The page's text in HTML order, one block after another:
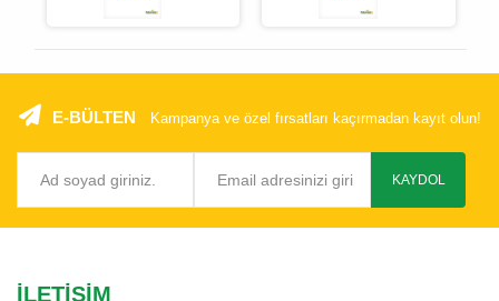
E-BÜLTEN Kampanya ve özel fırsatları kaçırmadan kayıt olun!
KAYDOL
İLETIŞIM